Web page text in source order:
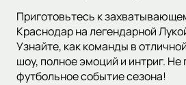
Приготовьтесь к
Краснодар на легендарной
Узнайте, как команды в
шоу, полное эмоций и интриг. Не
футбольное событие сезона!